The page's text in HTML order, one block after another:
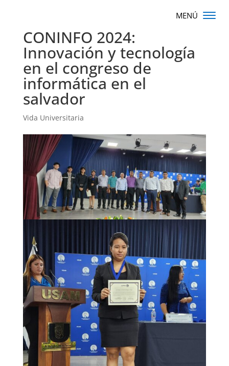
CONINFO 2024:
Innovación y tecnología
en el congreso de
informática en el
salvador
Vida Universitaria